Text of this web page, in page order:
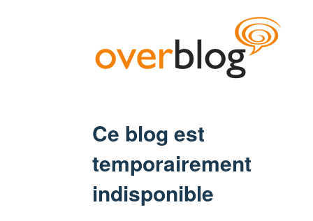
Ce blog est
temporairement
indisponible